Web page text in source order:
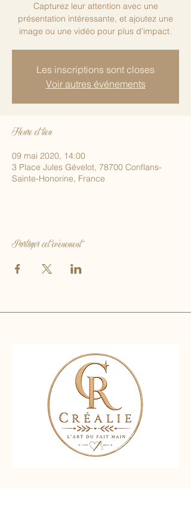
Capturez leur attention avec une
présentation intéressante, et ajoutez une
image ou une vidéo pour plus d'impact.
Les inscriptions sont closes
Voir autres événements
Heure et lieu
09 mai 2020, 14:00
3 Place Jules Gévelot, 78700 Conflans-
Sainte-Honorine, France
Partager cet événement